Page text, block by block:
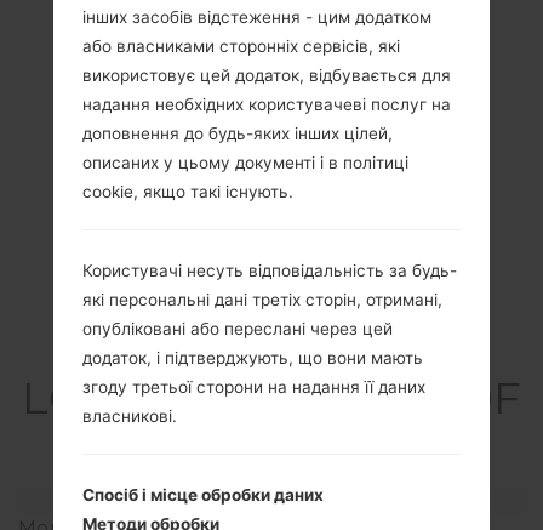
Специфікація
LGGD880F(LGGD880F
Модель та її характеристики
інших засобів відстеження - цим додатком
або власниками сторонніх сервісів, які
використовує цей додаток, відбувається для
надання необхідних користувачеві послуг на
доповнення до будь-яких інших цілей,
описаних у цьому документі і в політиці
cookie, якщо такі існують.
Користувачі несуть відповідальність за будь-
які персональні дані третіх сторін, отримані,
опубліковані або переслані через цей
додаток, і підтверджують, що вони мають
згоду третьої сторони на надання її даних
власникові.
Спосіб і місце обробки даних
Методи обробки